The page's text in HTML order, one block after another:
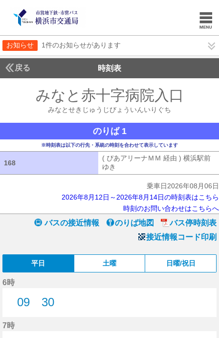
お知らせ 1件のお知らせがあります
戻る 時刻表
みなと赤十字病院入口
みなとせきじゅうじびょういんいりぐち
のりば 1
※時刻表は以下の行先・系統の時刻を合わせて表示しています
168
( ぴあアリーナＭＭ 経由 ) 横浜駅前
ゆき
乗車日2026年08月06日
2026年8月12日～2026年8月14日の時刻表はこちら
時刻のお問い合わせはこちらへ
バスの接近情報 のりば地図
バス停時刻表
接近情報コード印刷
平日 土曜 日曜/祝日
6時
09
30
7時